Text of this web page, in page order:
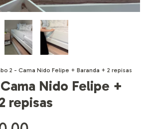
2 - Cama Nido Felipe + Baranda + 2 repisas
Nido Felipe +
repisas